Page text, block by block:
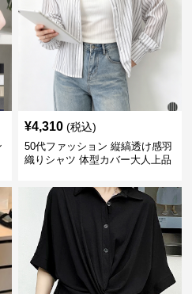
¥4,310 (税込)
50代ファッション 縦縞透け感羽
織りシャツ 体型カバー大人上品